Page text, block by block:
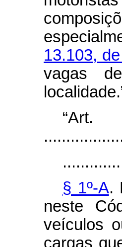
13.103,
vagas
§ 1º-A.
neste
veículos
cargas